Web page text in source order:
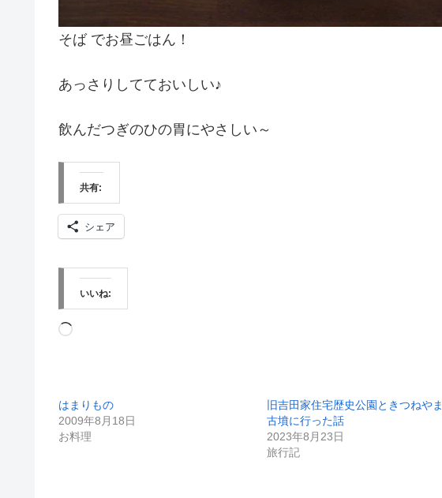
そば でお昼ごはん！
あっさりしてておいしい♪
飲んだつぎのひの胃にやさしい～
共有:
シェア
いいね:
読
み
中…
はまりもの
2009年8月18日
お料理
旧吉田家住宅歴史公園ときつねやま
古墳に行った話
2023年8月23日
旅行記